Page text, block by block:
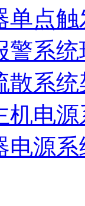
单点
系统
系统
电源
源系